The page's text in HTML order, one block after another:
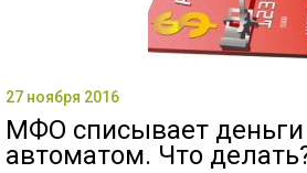
27 ноября 2016
МФО списывает деньги
автоматом. Что